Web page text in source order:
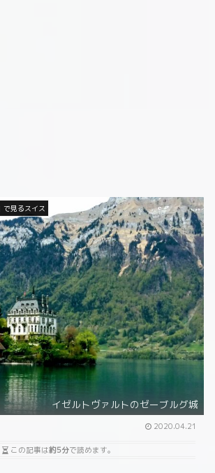
で見るスイス
イゼルトヴァルトのゼーブルグ城
2020.04.21
この記事は約5分で読めます。